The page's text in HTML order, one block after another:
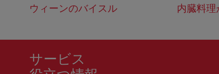
ウィーンのバイスル 内臓料理
サービス